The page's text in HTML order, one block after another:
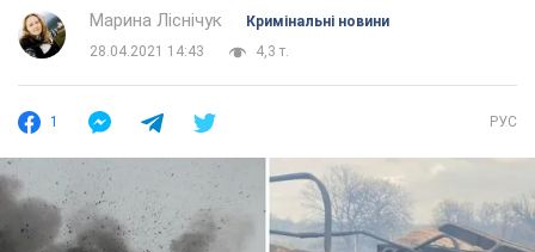
Марина Ліснічук
Кримінальні новини
28.04.2021 14:43
4,3 т.
1 РУС